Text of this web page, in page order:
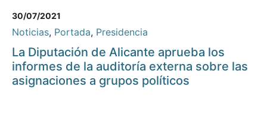
30/07/2021
Noticias, Portada, Presidencia
La Diputación de Alicante aprueba los
informes de la auditoría externa sobre las
asignaciones a grupos políticos